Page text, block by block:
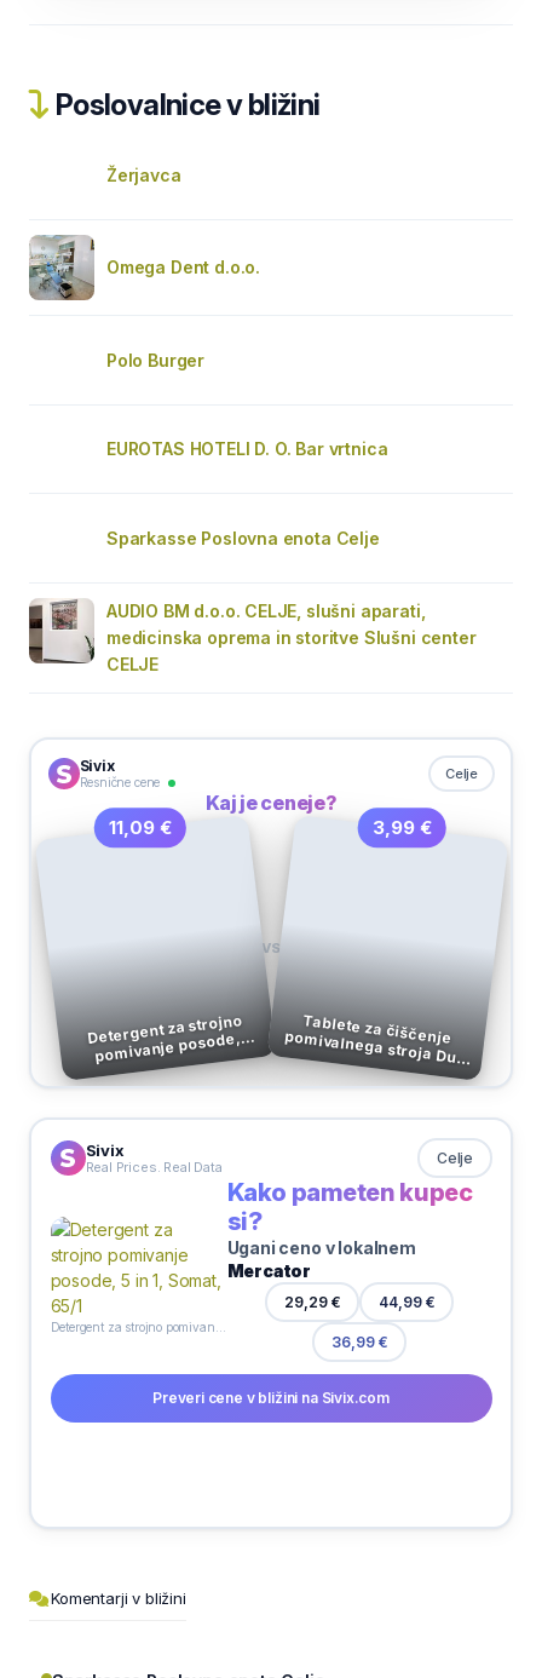
Poslovalnice v bližini
Žerjavca
Omega Dent d.o.o.
Polo Burger
EUROTAS HOTELI D. O. Bar vrtnica
Sparkasse Poslovna enota Celje
AUDIO BM d.o.o. CELJE, slušni aparati,
medicinska oprema in storitve Slušni center
CELJE
Sivix
Resnične cene
Celje
Kaj je ceneje?
11,09 €
Detergent za strojno
pomivanje posode,
tablete, Ecover, 25/1
VS
3,99 €
Tablete za čiščenje pomivalnega stroja Duo
machine cleaner, 3 kos
Sivix
Real Prices. Real Data Celje
Kako pameten kupec
si?
Ugani ceno v lokalnem
Mercator
29,29 € 44,99 €
36,99 €
Preveri cene v bližini na Sivix.com
Komentarji v bližini